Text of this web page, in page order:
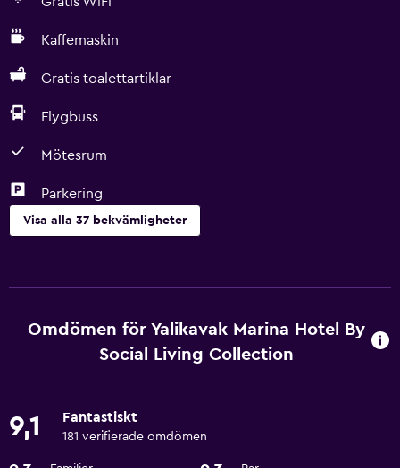
Kaffemaskin
Gratis toalettartiklar
Flygbuss
Mötesrum
Parkering
Visa alla 37 bekvämligheter
Bar/lounge
Vattenkokare
Omdömen för Yalikavak Marina Hotel By
Social Living Collection
9,1 Fantastiskt
181 verifierade omdömen